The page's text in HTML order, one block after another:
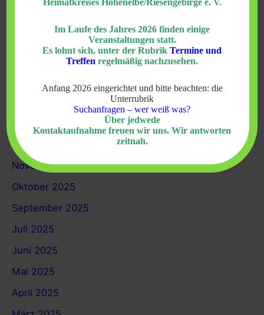
Dezember 2025
November 2025
Oktober 2025
September 2025
Juli 2025
Juni 2025
Mai 2025
April 2025
Im Laufe des Jahres 2026 finden einige
Veranstaltungen statt.
Es lohnt sich, unter der Rubrik Termine und
Treffen regelmäßig nachzusehen.
Anfang 2026 eingerichtet und bitte beachten: die
Unterrubrik
Suchanfragen – wer weiß was?
Über jedwede
Kontaktaufnahme freuen wir uns. Wir antworten
zeitnah.